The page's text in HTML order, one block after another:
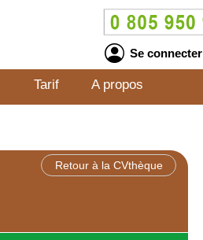
Se connecter
Tarif A propos
Retour à la CVthèque